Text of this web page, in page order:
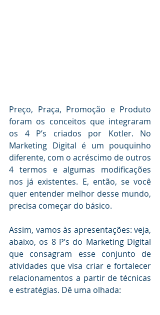
Preço, Praça, Promoção e Produto
foram os conceitos que integraram
os 4 P’s criados por Kotler. No
Marketing Digital é um pouquinho
diferente, com o acréscimo de outros
4 termos e algumas modificações
nos já existentes. E, então, se você
quer entender melhor desse mundo,
precisa começar do básico.
Assim, vamos às apresentações: veja,
abaixo, os 8 P’s do Marketing Digital
que consagram esse conjunto de
atividades que visa criar e fortalecer
relacionamentos a partir de técnicas
e estratégias. Dê uma olhada: